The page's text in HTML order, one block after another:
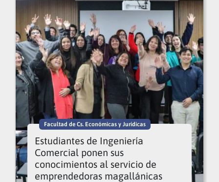
Facultad de Cs. Económicas y Jurídicas
Estudiantes de Ingeniería
Comercial ponen sus
conocimientos al servicio de
emprendedoras magallánicas